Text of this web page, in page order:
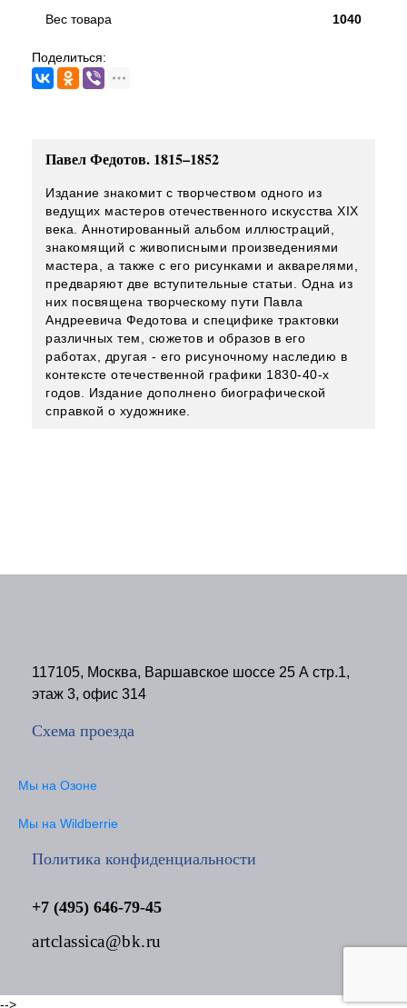
Вес товара 1040
Поделиться:
Павел Федотов. 1815–1852
Издание знакомит c творчеством одного из
ведущих мастеров отечественного искусства XIX
века. Аннотированный альбом иллюстраций,
знакомящий с живописными произведениями
мастера, а также с его рисунками и акварелями,
предваряют две вступительные статьи. Одна из
них посвящена творческому пути Павла
Андреевича Федотова и специфике трактовки
различных тем, сюжетов и образов в его
работах, другая - его рисуночному наследию в
контексте отечественной графики 1830-40-х
годов. Издание дополнено биографической
справкой о художнике.
117105, Москва, Варшавское шоссе 25 А стр.1,
этаж 3, офис 314
Схема проезда
Мы на Озоне
Мы на Wildberrie
Политика конфиденциальности
+7 (495) 646-79-45
artclassica@bk.ru
-->